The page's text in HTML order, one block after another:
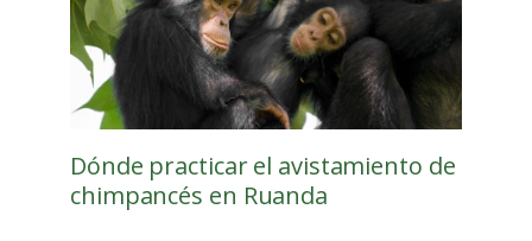
Dónde practicar el avistamiento de
chimpancés en Ruanda